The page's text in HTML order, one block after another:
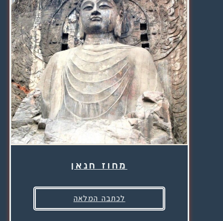
מחוז חנאן
לכתבה המלאה